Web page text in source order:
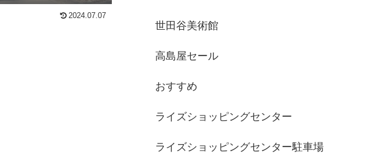
2024.07.07
世田谷美術館
高島屋セール
おすすめ
ライズショッピングセンター
ライズショッピングセンター駐車場